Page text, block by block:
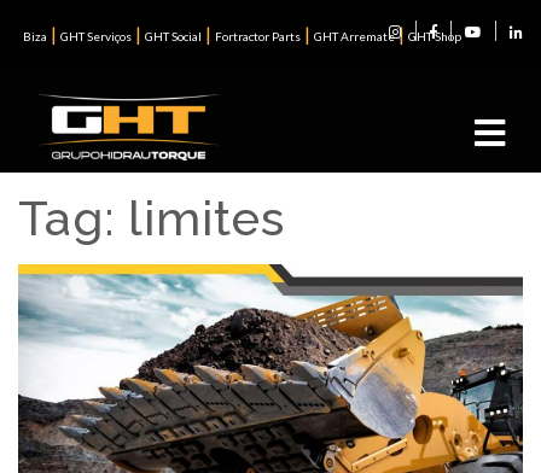
Biza | GHT Serviços | GHT Social | Fortractor Parts | GHT Arremate| GHT Shop
Tag: limites